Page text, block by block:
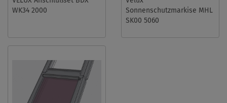
WK34 2000
Sonnenschutzmarkise MHL
SK00 5060